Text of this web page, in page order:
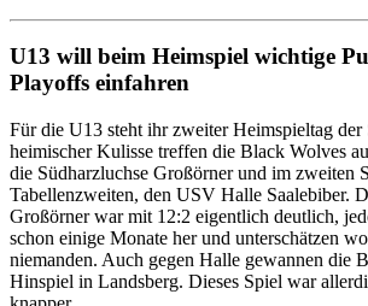
U13 will beim Heimspiel wichtige
Playoffs einfahren
Für die U13 steht ihr zweiter Heimspieltag der
heimischer Kulisse treffen die Black Wolves
die Südharzluchse Großörner und im zweiten
Tabellenzweiten, den USV Halle Saalebiber.
Großörner war mit 12:2 eigentlich deutlich,
schon einige Monate her und unterschätzen
niemanden. Auch gegen Halle gewannen die
Hinspiel in Landsberg. Dieses Spiel war